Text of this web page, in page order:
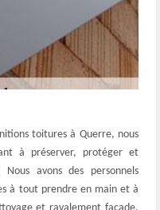
toitures à Querre, nous
à préserver, protéger et
avons des personnels
à tout prendre en main et à
et ravalement façade,